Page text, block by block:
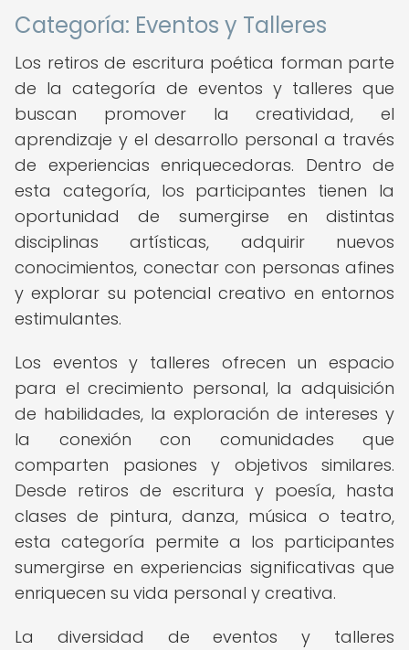
Categoría: Eventos y Talleres
Los retiros de escritura poética forman parte
de la categoría de eventos y talleres que
buscan promover la creatividad, el
aprendizaje y el desarrollo personal a través
de experiencias enriquecedoras. Dentro de
esta categoría, los participantes tienen la
oportunidad de sumergirse en distintas
disciplinas artísticas, adquirir nuevos
conocimientos, conectar con personas afines
y explorar su potencial creativo en entornos
estimulantes.
Los eventos y talleres ofrecen un espacio
para el crecimiento personal, la adquisición
de habilidades, la exploración de intereses y
la conexión con comunidades que
comparten pasiones y objetivos similares.
Desde retiros de escritura y poesía, hasta
clases de pintura, danza, música o teatro,
esta categoría permite a los participantes
sumergirse en experiencias significativas que
enriquecen su vida personal y creativa.
La diversidad de eventos y talleres